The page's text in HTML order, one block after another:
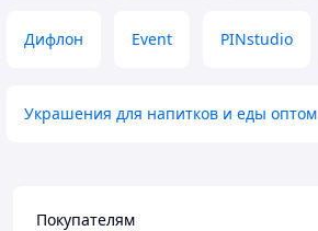
Дифлон Event PINstudio
Украшения для напитков и еды оптом
Покупателям